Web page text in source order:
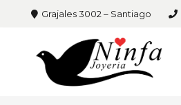
Grajales 3002 – Santiago